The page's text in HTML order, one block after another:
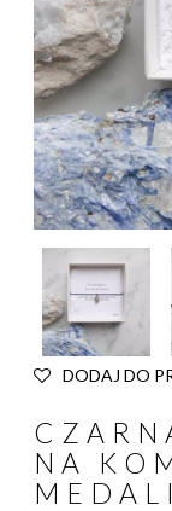
DODAJ DO
NA